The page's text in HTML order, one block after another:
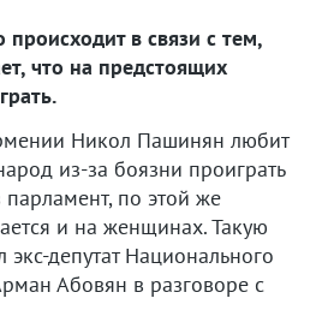
в связи с тем,
что на предстоящих
Никол Пашинян любит
из-за боязни проиграть
по этой же
и на женщинах. Такую
экс-депутат Национального
Абовян в разговоре с